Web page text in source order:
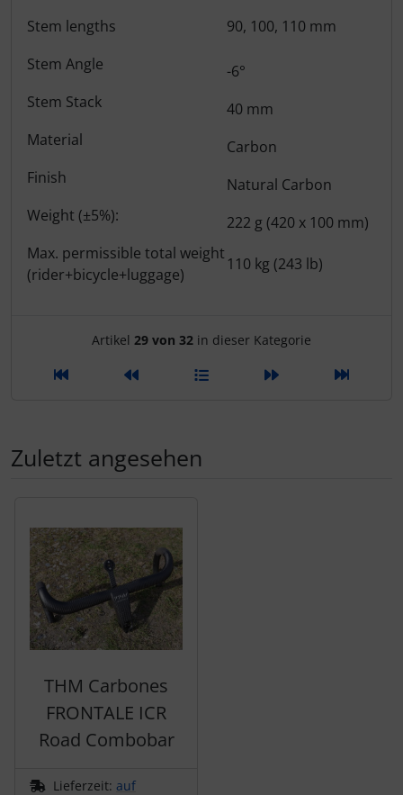
Stem lengths
90, 100, 110 mm
Stem Angle
-6°
Stem Stack
40 mm
Material
Carbon
Finish
Natural Carbon
Weight (±5%):
222 g (420 x 100 mm)
Max. permissible total weight
(rider+bicycle+luggage)
110 kg (243 lb)
Artikelnavigation innerhalb
Artikel 29 von 32 in dieser Kategorie
Zuletzt angesehen
THM Carbones
FRONTALE ICR
Road Combobar
Lieferzeit: auf
Pirelli
Princeton Carbonworks
Quarq
React
Reserve
SEKA
SILCA
SRAM
SRM
Stronglight
THM Carbones